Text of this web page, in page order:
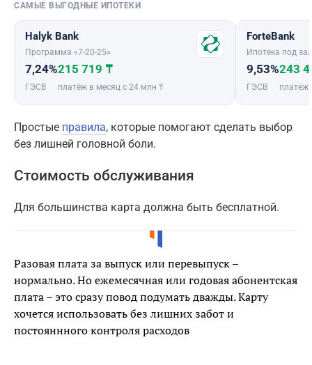
САМЫЕ ВЫГОДНЫЕ ИПОТЕКИ
Halyk Bank
Программа «7-20-25»
7,24%
ГЭСВ
215 719 ₸
платёж в месяц с 24 млн ₸
ForteBank
Ипотека под
9,53%
ГЭСВ
243
платёж
Простые правила, которые помогают сделать выбор
без лишней головной боли.
Стоимость обслуживания
Для большинства карта должна быть бесплатной.
Разовая плата за выпуск или перевыпуск –
нормально. Но ежемесячная или годовая абонентская
плата – это сразу повод подумать дважды. Карту
хочется использовать без лишних забот и
постояннного контроля расходов